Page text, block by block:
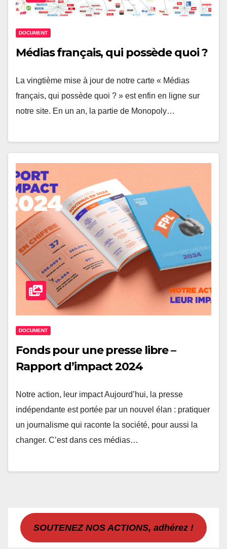
DOCUMENT
Médias français, qui possède quoi ?
La vingtième mise à jour de notre carte « Médias
français, qui possède quoi ? » est enfin en ligne sur
notre site. En un an, la partie de Monopoly…
DOCUMENT
Fonds pour une presse libre –
Rapport d’impact 2024
Notre action, leur impact Aujourd’hui, la presse
indépendante est portée par un nouvel élan : pratiquer
un journalisme qui raconte la société, pour aussi la
changer. C’est dans ces médias…
SOUTENEZ NOS ACTIONS, adhérez !